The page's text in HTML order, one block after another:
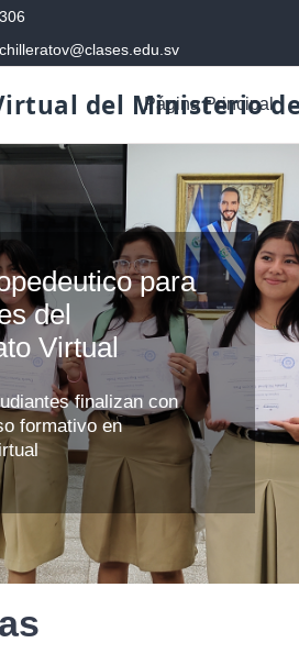
del Ministerio
Página Principal
para
del
Virtual
finalizan con
formativo en